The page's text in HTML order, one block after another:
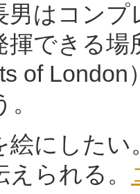
はコンプ
揮できる
of
絵にした
られる。